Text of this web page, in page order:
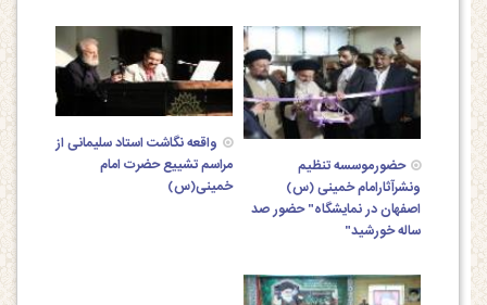
حضورموسسه تنظیم
ونشرآثارامام خمینی (س)
اصفهان در نمایشگاه" حضور صد
ساله خورشید"
واقعه نگاشت استاد سلیمانی از
مراسم تشییع حضرت امام
خمینی(س)